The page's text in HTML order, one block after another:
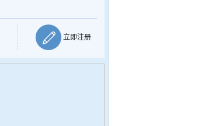
立即注册